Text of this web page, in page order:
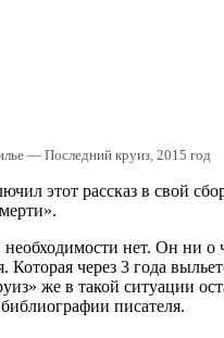
— Последний круиз, 2015 год
этот рассказ в свой
необходимости нет. Он ни о
Которая через 3 года
же в такой ситуации
писателя.